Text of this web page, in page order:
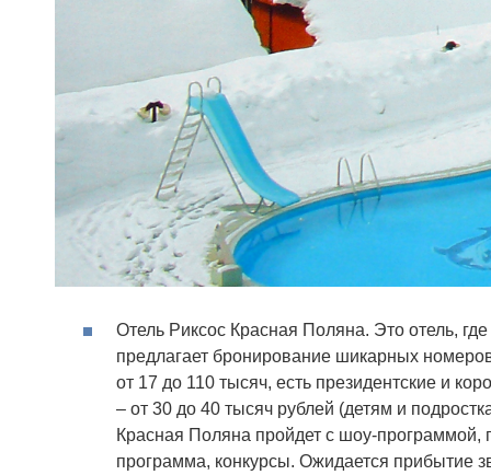
Отель Риксос Красная Поляна. Это отель,
предлагает бронирование шикарных
от 17 до 110 тысяч, есть президентские и
– от 30 до 40 тысяч рублей (детям и
Красная Поляна пройдет с шоу-программой,
программа, конкурсы. Ожидается прибытие